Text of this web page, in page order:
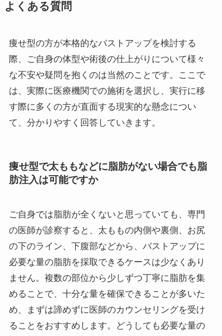
よくある質問
痩せ型の方が本格的なバストアップを検討する
際、ご自身の体型や術後の仕上がりについて様々
な不安や疑問を抱くのは当然のことです。ここで
は、実際に医療機関での施術を選択し、実行に移
す際に多くの方が直面する現実的な懸念につい
て、分かりやすく回答していきます。
痩せ型で太ももなどに脂肪がない場合でも脂
肪注入は可能ですか
ご自身では脂肪が全くないと思っていても、専門
の医師が診察すると、太ももの内側や裏側、お尻
の下のライン、下腹部などから、バストアップに
必要な量の脂肪を採取できるケースは少なくあり
ません。複数の部位から少しずつ丁寧に脂肪を集
めることで、十分な量を確保できることが多いた
め、まずは諦めずに医師のカウンセリングを受け
ることをおすすめします。どうしても必要な量の